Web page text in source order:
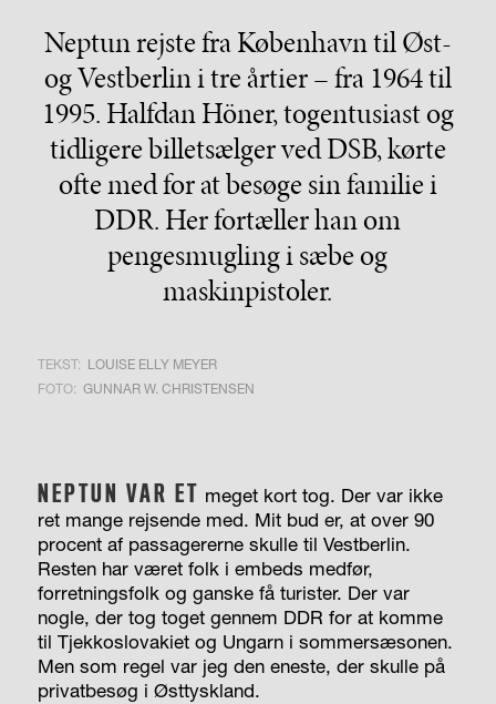
Neptun rejste fra København til Øst-
og Vestberlin i tre årtier – fra 1964 til
1995. Halfdan Höner, togentusiast og
tidligere billetsælger ved DSB, kørte
ofte med for at besøge sin familie i
DDR. Her fortæller han om
pengesmugling i sæbe og
maskinpistoler.
TEKST: LOUISE ELLY MEYER
FOTO: GUNNAR W. CHRISTENSEN
NEPTUN VAR ET meget kort tog. Der var ikke
ret mange rejsende med. Mit bud er, at over 90
procent af passagererne skulle til Vestberlin.
Resten har været folk i embeds medfør,
forretningsfolk og ganske få turister. Der var
nogle, der tog toget gennem DDR for at komme
til Tjekkoslovakiet og Ungarn i sommersæsonen.
Men som regel var jeg den eneste, der skulle på
privatbesøg i Østtyskland.